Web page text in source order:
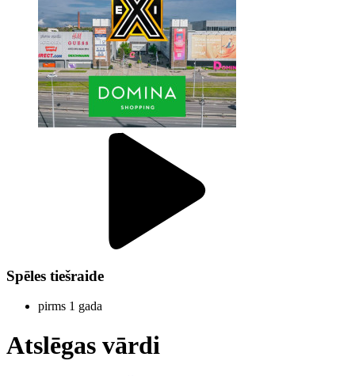
Spēles tiešraide
pirms 1 gada
Atslēgas vārdi